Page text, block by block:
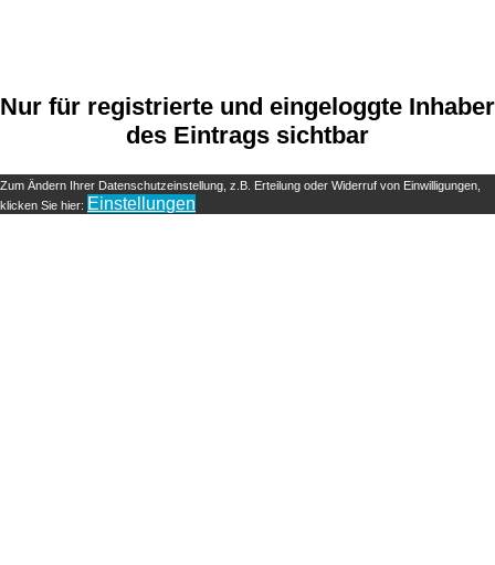
Nur für registrierte und eingeloggte Inhaber
des Eintrags sichtbar
Zum Ändern Ihrer Datenschutzeinstellung, z.B. Erteilung oder Widerruf von Einwilligungen,
klicken Sie hier: Einstellungen